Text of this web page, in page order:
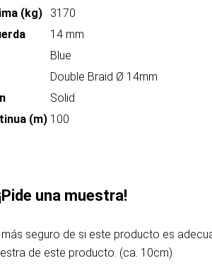
(kg)
3170
14 mm
Blue
Double Braid Ø 14mm
Solid
(m) 100
una muestra!
seguro de si este producto es
de este producto. (ca. 10cm)